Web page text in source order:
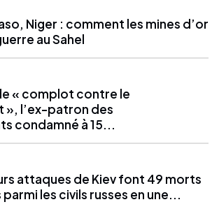
Niger : comment les mines d’or
au Sahel
« complot contre le
», l’ex-patron des
condamné à 15...
attaques de Kiev font 49 morts
les civils russes en une...